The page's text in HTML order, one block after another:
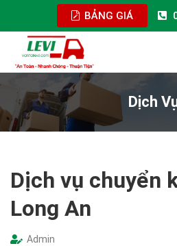
BẢNG GIÁ
Dịch
Dịch vụ chuyển
Long An
Admin